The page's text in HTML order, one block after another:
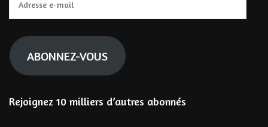
e-
mail
ABONNEZ-VOUS
Rejoignez 10 milliers d’autres abonnés